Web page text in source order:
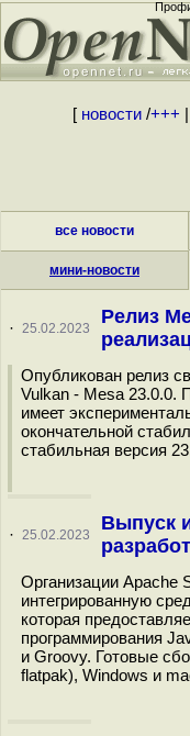
[ новости/+++
все новости
мини-новости
· 25.02.2023
Релиз
Опубликован релиз
Vulkan - Mesa 23.0.0.
имеет
окончательной
стабильная версия
· 25.02.2023
Выпуск
Организации Apache
интегрированную
которая
программирования
и Groovy. Готовые
flatpak), Windows и